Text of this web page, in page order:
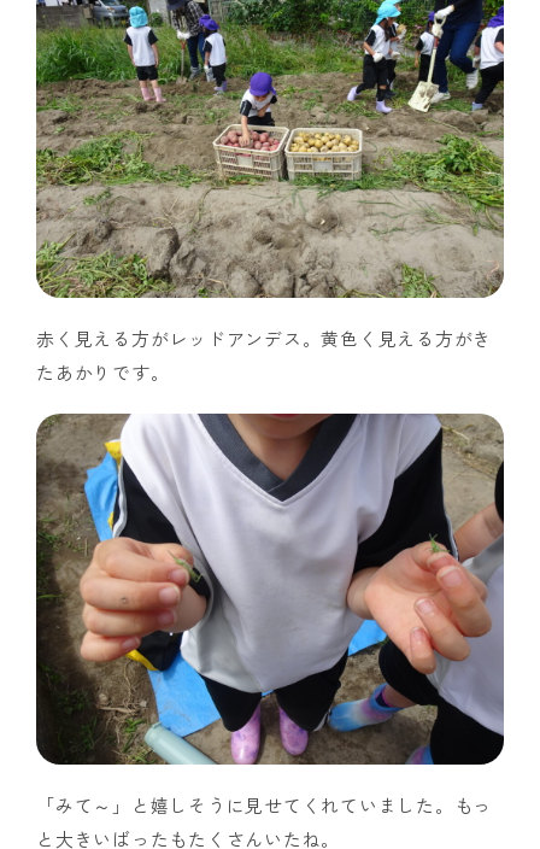
赤く見える方がレッドアンデス。黄色く見える方がき
たあかりです。
「みて～」と嬉しそうに見せてくれていました。もっ
と大きいばったもたくさんいたね。